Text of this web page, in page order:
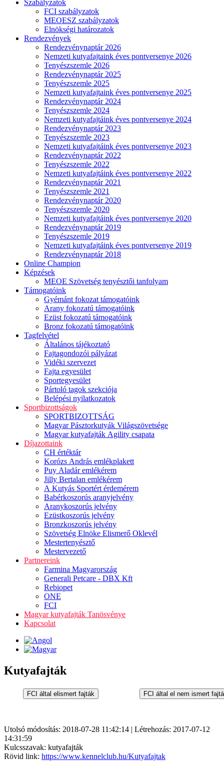
Szabályzatok
FCI szabályzatok
MEOESZ szabályzatok
Elnökségi határozatok
Rendezvények
Rendezvénynaptár 2026
Nemzeti kutyafajtaink éves pontversenye 2026
Tenyészszemle 2026
Rendezvénynaptár 2025
Tenyészszemle 2025
Nemzeti kutyafajtaink éves pontversenye 2025
Rendezvénynaptár 2024
Tenyészszemle 2024
Nemzeti kutyafajtáink éves pontversenye 2024
Rendezvénynaptár 2023
Tenyészszemle 2023
Nemzeti kutyafajtáink éves pontversenye 2023
Rendezvénynaptár 2022
Tenyészszemle 2022
Nemzeti kutyafajtáink éves pontversenye 2022
Rendezvénynaptár 2021
Tenyészszemle 2021
Rendezvénynaptár 2020
Tenyészszemle 2020
Nemzeti kutyafajtáink éves pontversenye 2020
Rendezvénynaptár 2019
Tenyészszemle 2019
Nemzeti kutyafajtáink éves pontversenye 2019
Rendezvénynaptár 2018
Online Champion
Képzések
MEOE Szövetség tenyésztői tanfolyam
Támogatóink
Gyémánt fokozat támogatóink
Arany fokozatú támogatóink
Ezüst fokozatú támogatóink
Bronz fokozatú támogatóink
Tagfelvétel
Általános tájékoztató
Fajtagondozói pályázat
Vidéki szervezet
Fajta egyesület
Sportegyesület
Pártoló tagok szekciója
Belépési nyilatkozatok
Sportbizottságok
SPORTBIZOTTSÁG
Magyar Pásztorkutyák Világszövetsége
Magyar kutyafajták Agility csapata
Díjazottaink
CH értéktár
Korózs András emlékplakett
Puy Aladár emlékérem
Jilly Bertalan emlékérem
A Kutyás Sportért érdemérem
Babérkoszorús aranyjelvény
Aranykoszorús jelvény
Ezüstkoszorús jelvény
Bronzkoszorús jelvény
Szövetség Elnöke Elismerő Oklevél
Mestertenyésztő
Mestervezető
Partnereink
Farmina Magyarország
Generali Petcare - DBX Kft
Rebiopet
ONE
FCI
Magyar kutyafajták Tanösvénye
Kapcsolat
Kutyafajták
Utolsó módosítás: 2018-07-28 11:42:14 | Létrehozás: 2017-07-12
14:31:59
Kulcsszavak: kutyafajták
Rövid link: https://www.kennelclub.hu/Kutyafajtak